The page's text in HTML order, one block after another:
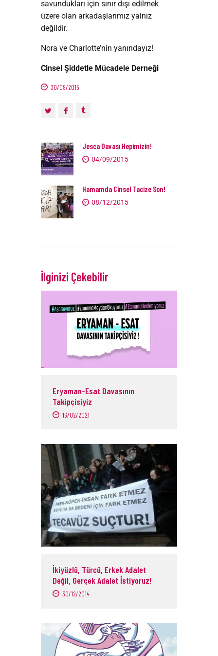
savundukları için sınır dışı edilmek
üzere olan arkadaşlarımız yalnız
değildir.
Nora ve Charlotte’nin yanındayız!
Cinsel Şiddetle Mücadele Derneği
30/09/2015
Jesca Davası Hepimizin!
04/09/2015
Hamamda Cinsel Tacize Son!
08/12/2015
İlginizi Çekebilir
Eryaman-Esat Davasının
Takipçisiyiz
16/02/2021
İkiyüzlü, Türcü, Erkek Adalet
Değil, Gerçek Adalet İstiyoruz!
30/12/2014